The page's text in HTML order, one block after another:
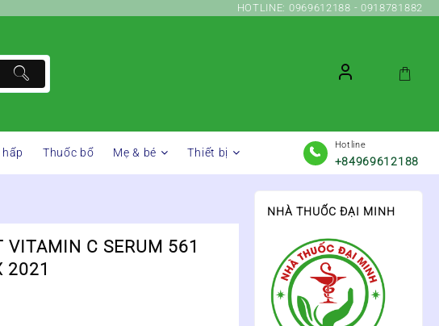
HOTLINE: 0969612188 - 0918781882
hấp Thuốc bổ Mẹ & bé Thiết bị
Hotline
+84969612188
VITAMIN C SERUM 561
2021
NHÀ THUỐC ĐẠI MINH